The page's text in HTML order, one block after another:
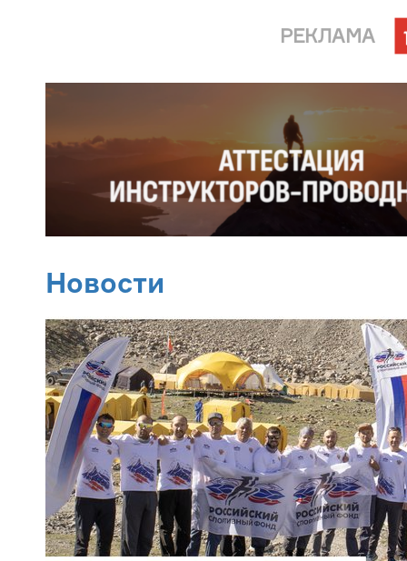
РЕКЛАМА
Новости